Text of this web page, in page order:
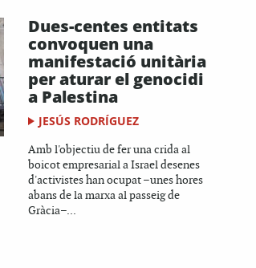
Dues-centes entitats
convoquen una
manifestació unitària
per aturar el genocidi
a Palestina
JESÚS RODRÍGUEZ
Amb l'objectiu de fer una crida al
boicot empresarial a Israel desenes
d'activistes han ocupat –unes hores
abans de la marxa al passeig de
Gràcia–...